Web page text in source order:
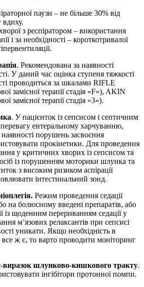
паузи – не більше 30% від
вдиху.
з респіратором – використання
і за необхідності – короткотривалої
. Рекомендована за наявності
У даний час оцінка ступеня тяжкості
проводиться за шкалами RIFLE
замісної терапії стадія «F»), AKIN
замісної терапії стадія «3»).
. У пацієнток із сепсисом і септичним
ентеральному харчуванню,
порушень засвоєння
прокінетики. Для проведення
у критичних хворих із сепсисом та
із порушенням моторики шлунка та
з високим ризиком аспірації
інтестинальний зонд.
. Режим проведення седації
на болюсному введені препаратів, або
із щоденним перериванням седації у
м’язових релаксантів при сепсисі
уникати. Якщо необхідність в
все ж є, то варто проводити моніторинг
виразок шлунково-кишкового тракту.
інгібітори протонної помпи.